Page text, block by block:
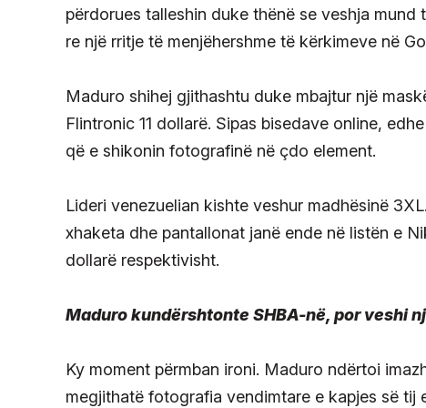
përdorues talleshin duke thënë se veshja
re një rritje të menjëhershme të kërkimeve në
Maduro shihej gjithashtu duke mbajtur një
Flintronic 11 dollarë. Sipas bisedave online,
që e shikonin fotografinë në çdo element.
Lideri venezuelian kishte veshur madhësinë
xhaketa dhe pantallonat janë ende në listën e
dollarë respektivisht.
Maduro kundërshtonte SHBA-në, por veshi
Ky moment përmban ironi. Maduro ndërtoi
megjithatë fotografia vendimtare e kapjes së tij